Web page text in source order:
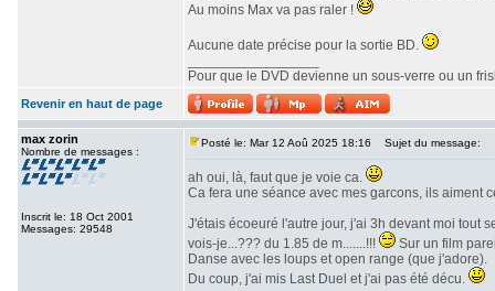
Au moins Max va pas raler !
Aucune date précise pour la sortie BD.
Pour que le DVD devienne un sous-verre ou un
Revenir en haut de page
max zorin
Nombre de messages :
Inscrit le: 18 Oct 2001
Messages: 29548
Posté le: Mar 12 Aoû 2025 18:16 Sujet du message:
ah oui, là, faut que je voie ca.
Ca fera une séance avec mes garcons, ils aiment
J'étais écoeuré l'autre jour, j'ai 3h devant moi tout
vois-je...??? du 1.85 de m.......!!!
Sur un film
Danse avec les loups et open range (que j'adore).
Du coup, j'ai mis Last Duel et j'ai pas été décu.